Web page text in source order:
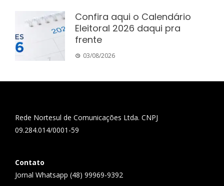
Confira aqui o Calendário
Eleitoral 2026 daqui pra
frente
03/08/2026
Rede Nortesul de Comunicações Ltda. CNPJ
09.284.014/0001-59
Contato
Jornal Whatsapp (48) 99969-9392